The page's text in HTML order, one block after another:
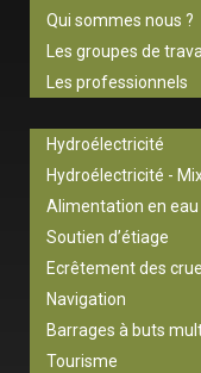
Qui sommes nous ?
Les groupes de
Les professionnels
Hydroélectricité
Hydroélectricité -
Alimentation en eau
Soutien d’étiage
Ecrêtement des
Navigation
Barrages à buts
Tourisme